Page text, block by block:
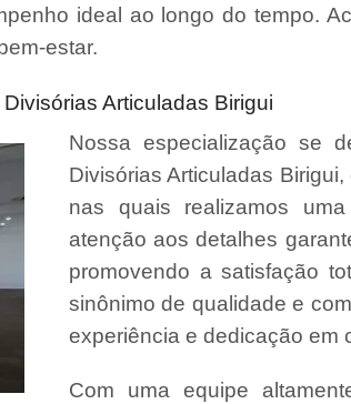
ideal ao longo do tempo.
estar.
Articuladas Birigui
Nossa especialização se
Divisórias Articuladas
nas quais realizamos
atenção aos detalhes
promovendo a satisfação
sinônimo de qualidade e
experiência e dedicação em
Com uma equipe